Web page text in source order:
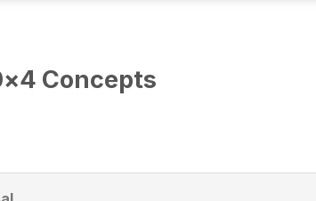
Concepts